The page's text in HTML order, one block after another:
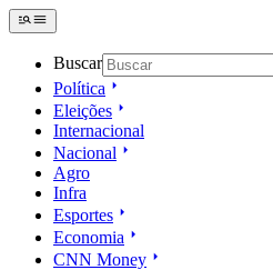
Buscar
Política
Eleições
Internacional
Nacional
Agro
Infra
Esportes
Economia
CNN Money